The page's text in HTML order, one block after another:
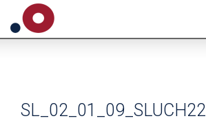
SL_02_01_09_SLUCH22